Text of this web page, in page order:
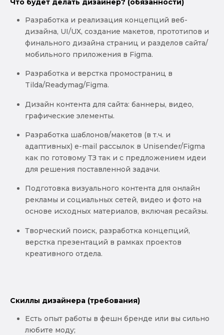
Что будет делать дизайнер? (обязанности)
Разработка и реализация концепций веб-
дизайна, UI/UX, создание макетов, прототипов и
финального дизайна страниц и разделов сайта/
мобильного приложения в Figma.
Разработка и верстка промостраниц в
Tilda/Readymag/Figma.
Дизайн контента для сайта: баннеры, видео,
графические элементы.
Разработка шаблонов/макетов (в т.ч. и
адаптивных) e-mail рассылок в Unisender/Figma
как по готовому ТЗ так и с предложением идеи
для решения поставленной задачи.
Подготовка визуального контента для онлайн
рекламы и социальных сетей, видео и фото на
основе исходных материалов, включая ресайзы.
Творческий поиск, разработка концепций,
верстка презентаций в рамках проектов
креативного отдела.
Скиллы дизайнера (требования)
Есть опыт работы в фешн бренде или вы сильно
любите моду;